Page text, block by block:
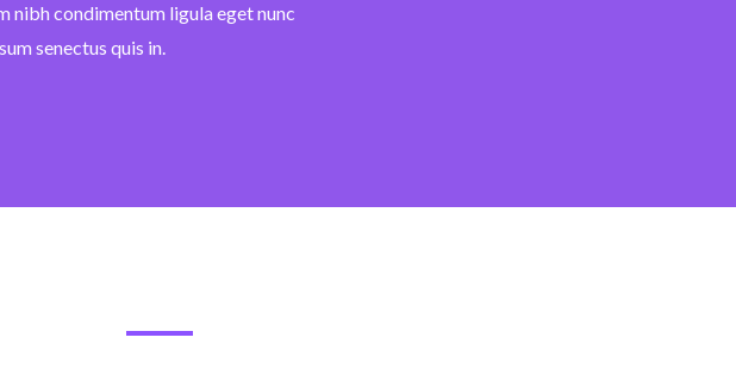
nibh condimentum ligula eget nunc
senectus quis in.